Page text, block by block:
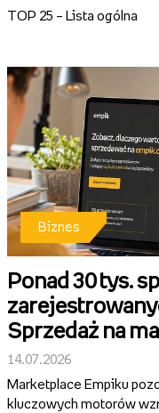
TOP 25 – Lista ogólna
Biznes
Ponad 30 tys.
Sprzedaż na
ponad 40 proc. r/
14.07.2026
Marketplace Empiku
kluczowych motorów